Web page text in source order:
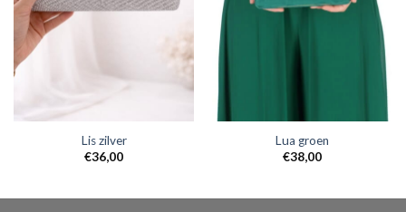
Lis zilver
€36,00
Lua groen
€38,00